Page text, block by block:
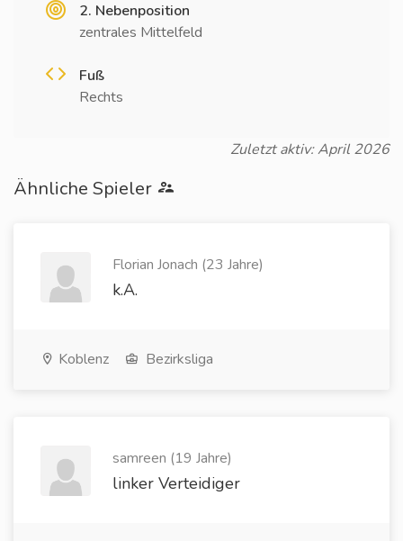
2. Nebenposition
zentrales Mittelfeld
Fuß
Rechts
Zuletzt aktiv: April 2026
Ähnliche Spieler
Florian Jonach (23 Jahre)
k.A.
Koblenz Bezirksliga
samreen (19 Jahre)
linker Verteidiger